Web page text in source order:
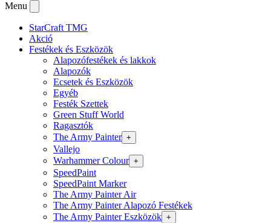
Menu
StarCraft TMG
Akció
Festékek és Eszközök
Alapozófestékek és lakkok
Alapozók
Ecsetek és Eszközök
Egyéb
Festék Szettek
Green Stuff World
Ragasztók
The Army Painter +
Vallejo
Warhammer Colour +
SpeedPaint
SpeedPaint Marker
The Army Painter Air
The Army Painter Alapozó Festékek
The Army Painter Eszközök +